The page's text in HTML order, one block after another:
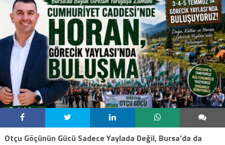
Otçu Göçünün Gücü Sadece Yaylada Değil, Bursa’da da